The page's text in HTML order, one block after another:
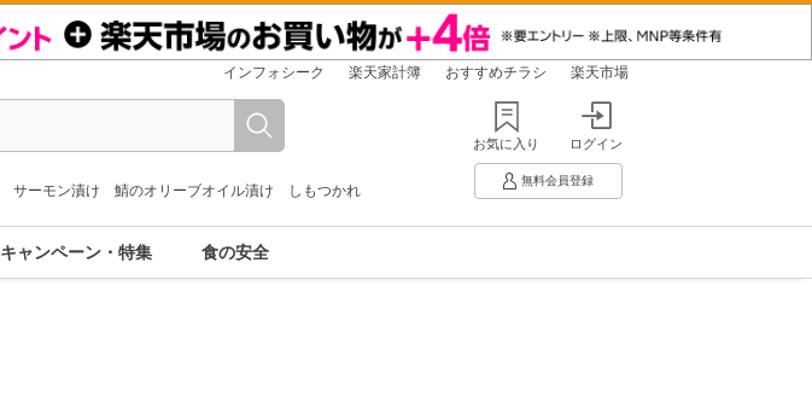
インフォシーク 楽天家計簿 おすすめチラシ 楽天市場
サーモン漬け 鯖のオリーブオイル漬け しもつかれ
お気に入り ログイン
無料会員登録
キャンペーン・特集 食の安全